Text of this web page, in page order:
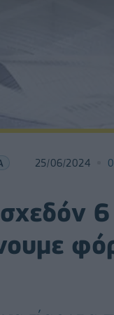
25/06/2024
6